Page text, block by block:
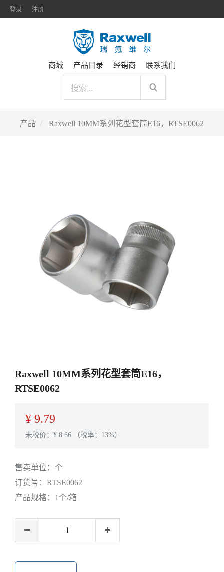
登录 注册
商城 产品目录 经销商 联系我们
产品 Raxwell 10MM系列花型套筒E16，RTSE0062
Raxwell 10MM系列花型套筒E16，
RTSE0062
¥ 9.79
未税价：¥ 8.66 （税率：13%）
售卖单位： 个
订货号： RTSE0062
产品规格： 1个/箱